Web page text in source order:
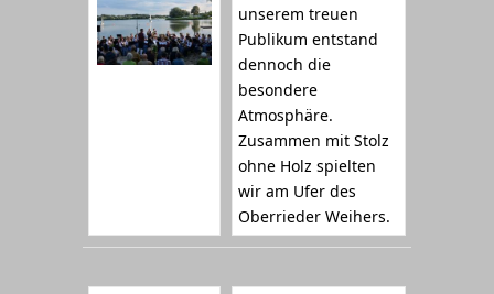
unserem treuen
Publikum entstand
dennoch die
besondere
Atmosphäre.
Zusammen mit Stolz
ohne Holz spielten
wir am Ufer des
Oberrieder Weihers.